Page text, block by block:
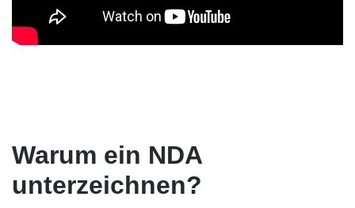
Warum ein NDA
unterzeichnen?